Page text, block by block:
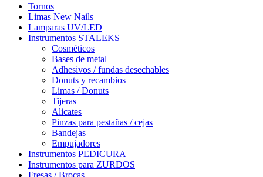
Tornos
Limas New Nails
Lamparas UV/LED
Instrumentos STALEKS
Cosméticos
Bases de metal
Adhesivos / fundas desechables
Donuts y recambios
Limas / Donuts
Tijeras
Alicates
Pinzas para pestañas / cejas
Bandejas
Empujadores
Instrumentos PEDICURA
Instrumentos para ZURDOS
Fresas / Brocas